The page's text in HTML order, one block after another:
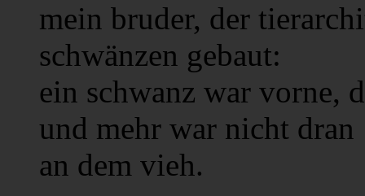
mein bruder, der
schwänzen gebaut:
ein schwanz war vorne,
und mehr war nicht dran
an dem vieh.